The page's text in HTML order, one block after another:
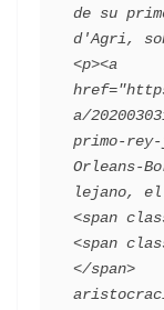
de su
d'Agri,
<p><a
a/
primo-
Orleans-
lejano, el
<span
<span
</span>